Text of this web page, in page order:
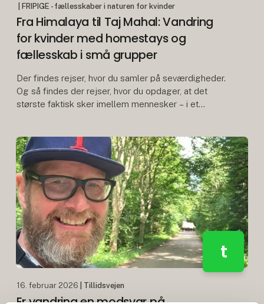
| FRIPIGE - fællesskaber i naturen for kvinder
Fra Himalaya til Taj Mahal: Vandring
for kvinder med homestays og
fællesskab i små grupper
Der findes rejser, hvor du samler på seværdigheder.
Og så findes der rejser, hvor du opdager, at det
største faktisk sker imellem mennesker – i et
t
16. februar 2026 | Tillidsvejen